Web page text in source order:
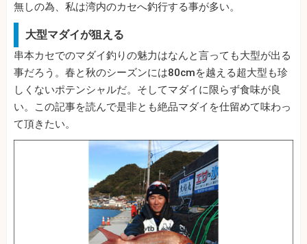
無しの為、私は湾内のカセへ釣行する事が多い。
大型マダイが狙える
串本カセでのマダイ釣りの魅力はなんと言っても大型が出る
事だろう。春と秋のシーズンには80cmを越える超大型も珍
しくないポテンシャルだ。そしてマダイに限らず食味が良
い。この記事を読んで是非とも絶品マダイを仕留めて味わっ
て頂きたい。